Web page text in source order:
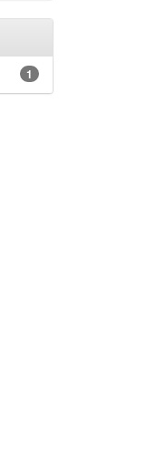
1